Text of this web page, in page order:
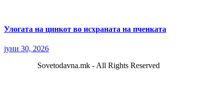
Улогата на цинкот во исхраната на пченката
јуни 30, 2026
Sovetodavna.mk - All Rights Reserved